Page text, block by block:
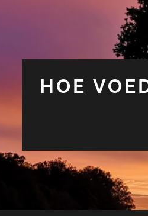
HOE